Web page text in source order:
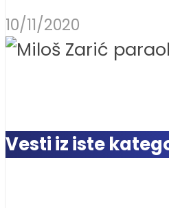
10/11/2020
Vesti iz iste